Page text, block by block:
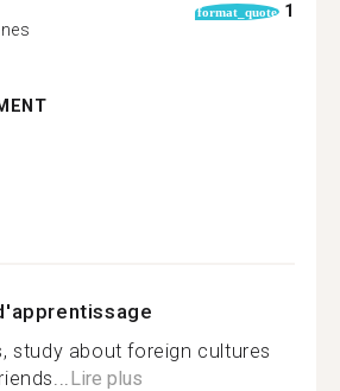
format_quote 1
study about foreign cultures
Lire plus